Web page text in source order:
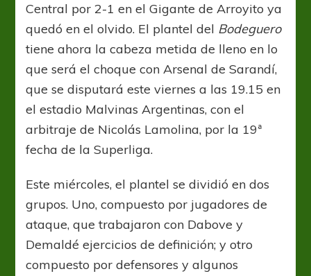
Central por 2-1 en el Gigante de Arroyito ya
quedó en el olvido. El plantel del Bodeguero
tiene ahora la cabeza metida de lleno en lo
que será el choque con Arsenal de Sarandí,
que se disputará este viernes a las 19.15 en
el estadio Malvinas Argentinas, con el
arbitraje de Nicolás Lamolina, por la 19ª
fecha de la Superliga.
Este miércoles, el plantel se dividió en dos
grupos. Uno, compuesto por jugadores de
ataque, que trabajaron con Dabove y
Demaldé ejercicios de definición; y otro
compuesto por defensores y algunos